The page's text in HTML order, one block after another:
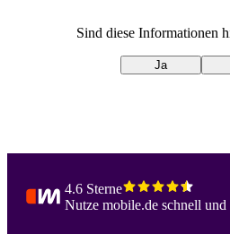
Sind diese Informationen
Ja
4.6 Sterne
Nutze mobile.de schnell und